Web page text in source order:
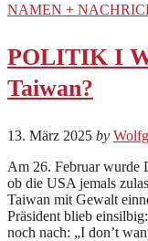
NAMEN +
POLITIK I
Taiwan?
13. März 2025 by
Am 26. Februar wurde
ob die USA jemals
Taiwan mit Gewalt
Präsident blieb
noch nach: „I don’t